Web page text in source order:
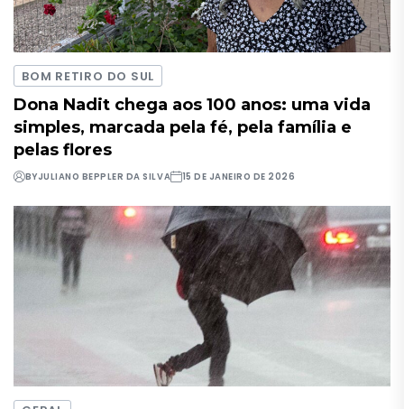
BOM RETIRO DO SUL
Dona Nadit chega aos 100 anos: uma vida
simples, marcada pela fé, pela família e
pelas flores
BYJULIANO BEPPLER DA SILVA 15 DE JANEIRO DE 2026